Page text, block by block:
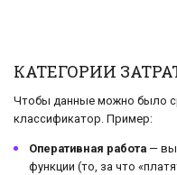
КАТЕГОРИИ
Чтобы данные можно было
классификатор. Пример:
Оперативная работа —
функции (то, за что